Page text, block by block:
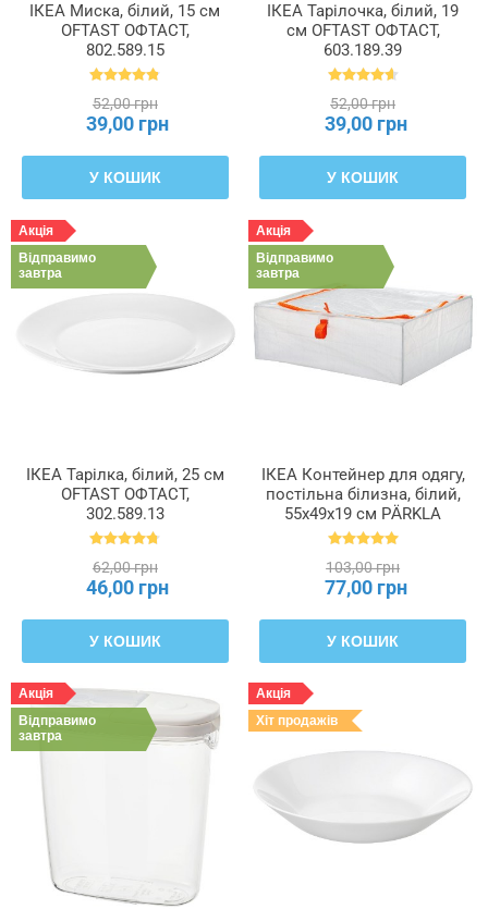
ІКЕА Миска, білий, 15 см
OFTAST ОФТАСТ,
802.589.15
52,00 грн
39,00 грн
У КОШИК
ІКЕА Тарілочка, білий, 19
см OFTAST ОФТАСТ,
603.189.39
52,00 грн
39,00 грн
У КОШИК
Акція
Відправимо
завтра
ІКЕА Тарілка, білий, 25 см
OFTAST ОФТАСТ,
302.589.13
62,00 грн
46,00 грн
У КОШИК
Акція
Відправимо
завтра
ІКЕА Контейнер для одягу,
постільна білизна, білий,
55x49x19 см PÄRKLA
ПЕРКЛА, 503.953.82
103,00 грн
77,00 грн
У КОШИК
Акція
Відправимо
завтра
Акція
Хіт продажів